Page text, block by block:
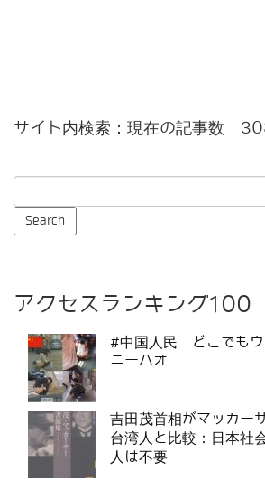
サイト内検索：現在の記事数
アクセスランキング
#中国人民 どこでもウ
ニーハオ
吉田茂首相がマッカー
台湾人と比較：日本社
人は不要